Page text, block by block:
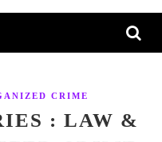
CRIME
: LAW &